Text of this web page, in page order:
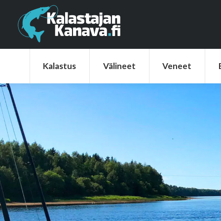
Kalastus Välineet Veneet
Kalastus Välineet